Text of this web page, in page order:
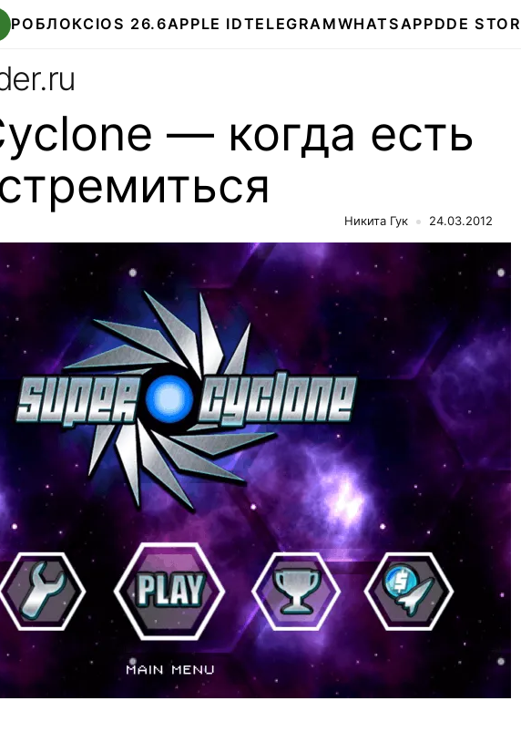
РОБЛОКС IOS 26.6APPLE IDTELEGRAMWHATSAPPDDE
— когда есть
Никита Гук 24.03.2012